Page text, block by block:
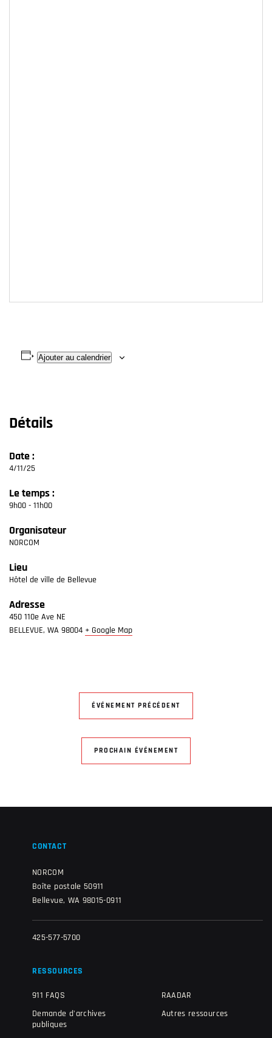
Ajouter au calendrier
Détails
Date :
4/11/25
Le temps :
9h00 - 11h00
Organisateur
NORCOM
Lieu
Hôtel de ville de Bellevue
Adresse
450 110e Ave NE
BELLEVUE, WA 98004 + Google Map
ÉVÉNEMENT PRÉCÉDENT
PROCHAIN ÉVÉNEMENT
CONTACT
NORCOM
Boîte postale 50911
Bellevue, WA 98015-0911
425-577-5700
RESSOURCES
911 FAQS
Demande d'archives
publiques
RAADAR
Autres ressources